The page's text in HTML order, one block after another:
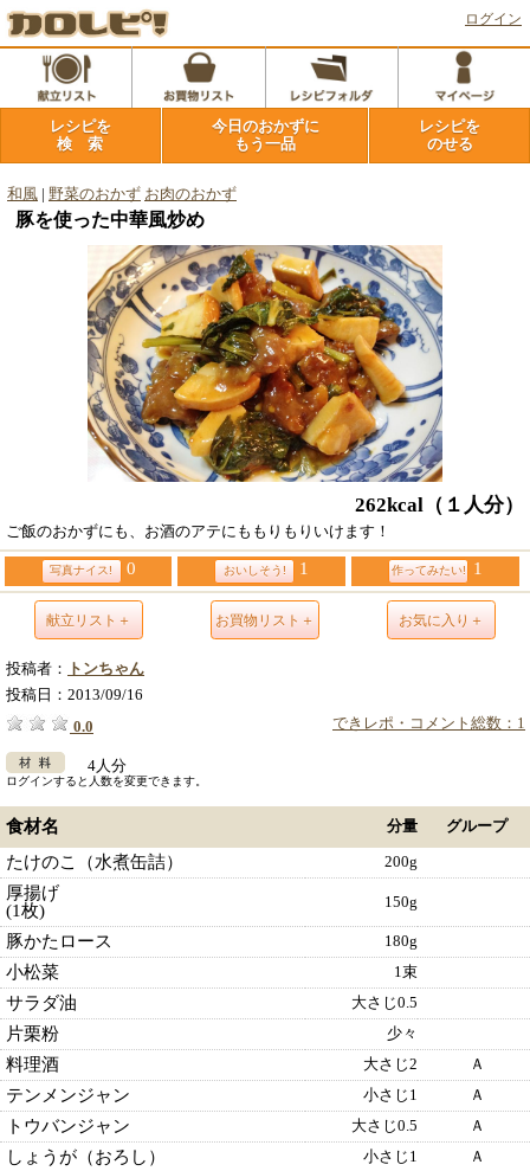
ログイン
レシピを
検 索
今日のおかずに
もう一品
レシピを
のせる
和風 野菜のおかず お肉のおかず
豚を使った中華風炒め
262kcal （１人分）
ご飯のおかずにも、お酒のアテにももりもりいけます！
写真ナイス! 0 おいしそう! 1 作ってみたい! 1
献立リスト＋ お買物リスト＋ お気に入り＋
投稿者：
トンちゃん
投稿日： 2013/09/16
できレポ・コメント総数：1
0.0
4人分
ログインすると人数を変更できます。
食材名 分量 グループ
たけのこ（水煮缶詰） 200g
厚揚げ
(1枚)
150g
豚かたロース 180g
小松菜 1束
サラダ油 大さじ0.5
片栗粉 少々
料理酒 大さじ2 Ａ
テンメンジャン 小さじ1 Ａ
トウバンジャン 大さじ0.5 Ａ
しょうが（おろし） 小さじ1 Ａ